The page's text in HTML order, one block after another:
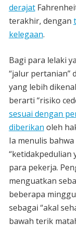
derajat
terakhir, dengan
kelegaan.
Bagi para lelaki
“jalur pertanian”
yang lebih
berarti “risiko
sesuai dengan
diberikan oleh
Ia menulis
“ketidakpedulian
para pekerja.
menguatkan
beberapa
sebagai “akal
bawah terik